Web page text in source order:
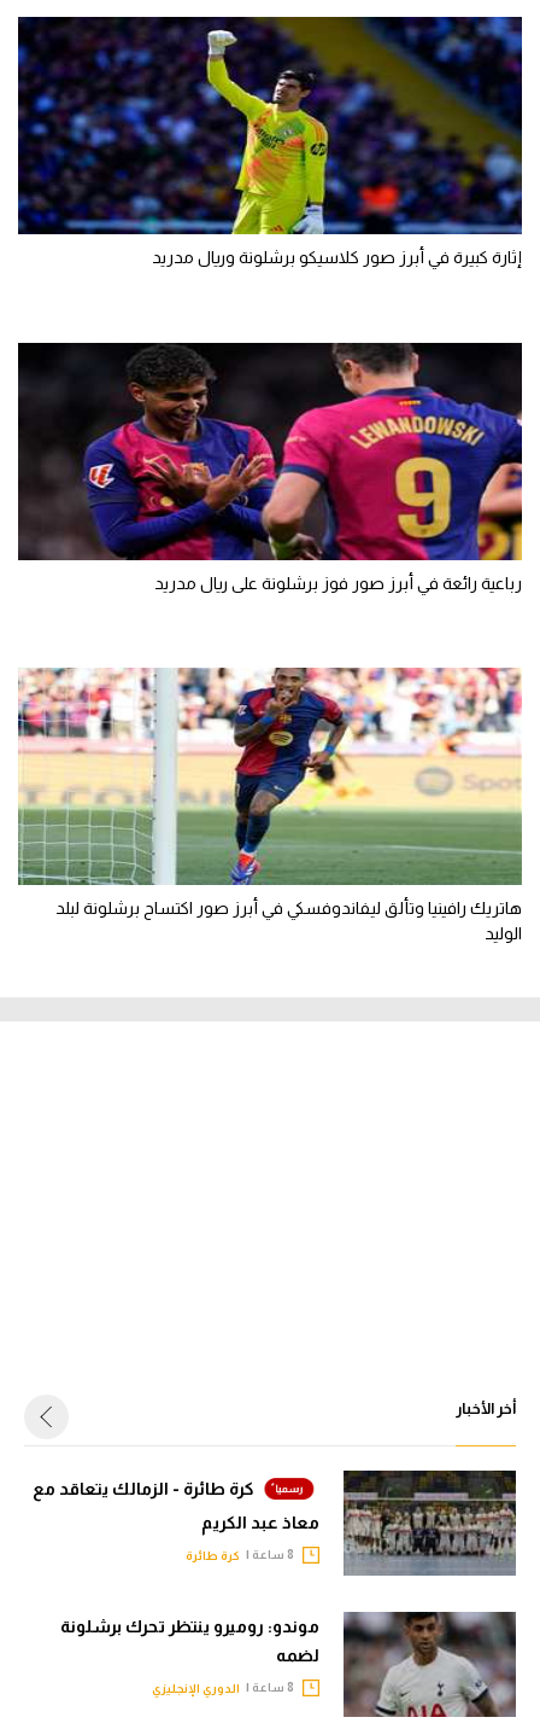
إثارة كبيرة في أبرز صور كلاسيكو برشلونة وريال مدريد
رباعية رائعة في أبرز صور فوز برشلونة على ريال مدريد
هاتريك رافينيا وتألق ليفاندوفسكي في أبرز صور اكتساح برشلونة لبلد
الوليد
أخر الأخبار
كرة طائرة - الزمالك يتعاقد مع
معاذ عبد الكريم
كرة طائرة
موندو: روميرو ينتظر تحرك برشلونة
لضمه
الدوري الإنجليزي